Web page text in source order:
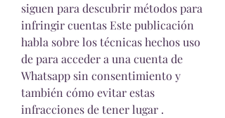
siguen para descubrir métodos para
infringir cuentas Este publicación
habla sobre los técnicas hechos uso
de para acceder a una cuenta de
Whatsapp sin consentimiento y
también cómo evitar estas
infracciones de tener lugar .